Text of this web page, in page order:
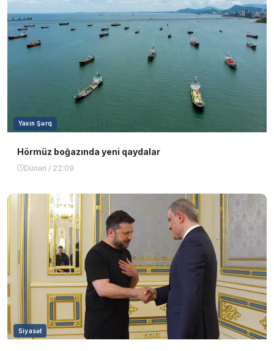
Yaxın Şərq
Hörmüz boğazında yeni qaydalar
Dünən / 22:09
Siyasət